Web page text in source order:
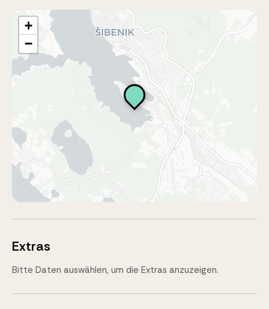
+
−
Extras
Bitte Daten auswählen, um die Extras anzuzeigen.